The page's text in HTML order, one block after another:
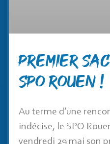
Premier
SPO Rouen !
Au terme d’une
indécise, le SPO
vendredi 29 mai son